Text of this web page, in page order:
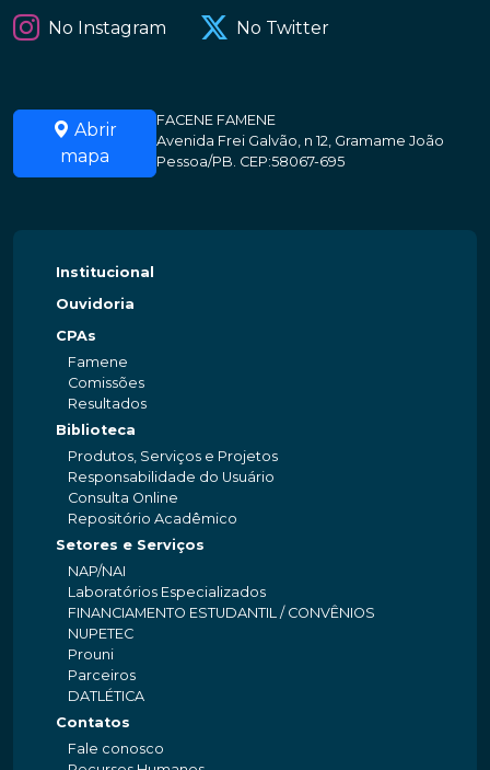
No Instagram No Twitter
Abrir
mapa
FACENE FAMENE
Avenida Frei Galvão, n 12, Gramame João
Pessoa/PB. CEP:58067-695
Institucional
Ouvidoria
CPAs
Famene
Comissões
Resultados
Biblioteca
Produtos, Serviços e Projetos
Responsabilidade do Usuário
Consulta Online
Repositório Acadêmico
Setores e Serviços
NAP/NAI
Laboratórios Especializados
FINANCIAMENTO ESTUDANTIL / CONVÊNIOS
NUPETEC
Prouni
Parceiros
DATLÉTICA
Contatos
Fale conosco